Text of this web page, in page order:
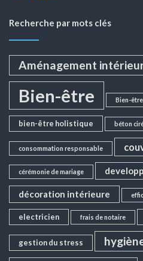
Recherche par mots clés
Aménagement
Bien-être Bien-
bien-être holistique béton
consommation responsable
cérémonie de mariage
décoration intérieure
electricien frais de notaire
gestion du stress